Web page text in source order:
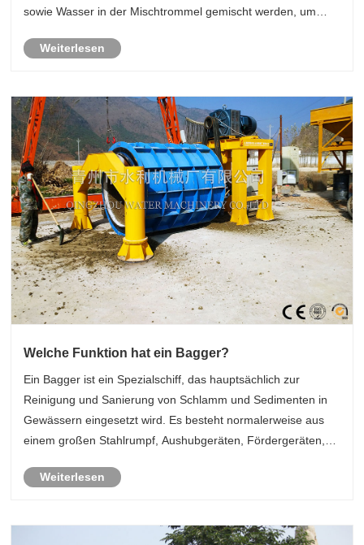
sowie Wasser in der Mischtrommel gemischt werden, um
Weiterlesen
Welche Funktion hat ein Bagger?
Ein Bagger ist ein Spezialschiff, das hauptsächlich zur
Reinigung und Sanierung von Schlamm und Sedimenten in
Gewässern eingesetzt wird. Es besteht normalerweise aus
einem großen Stahlrumpf, Aushubgeräten, Fördergeräten,
verfügt über spezielle Navig......
Weiterlesen